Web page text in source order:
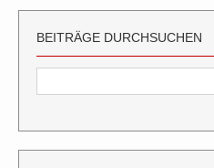
BEITRÄGE DURCHSUCHEN